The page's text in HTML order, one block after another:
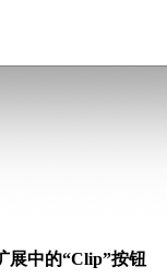
展中的“Clip”按钮